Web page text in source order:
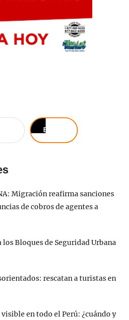
Buscar
Migración reafirma sanciones
de cobros de agentes a
Bloques de Seguridad Urbana
rescatan a turistas en
en todo el Perú: ¿cuándo y